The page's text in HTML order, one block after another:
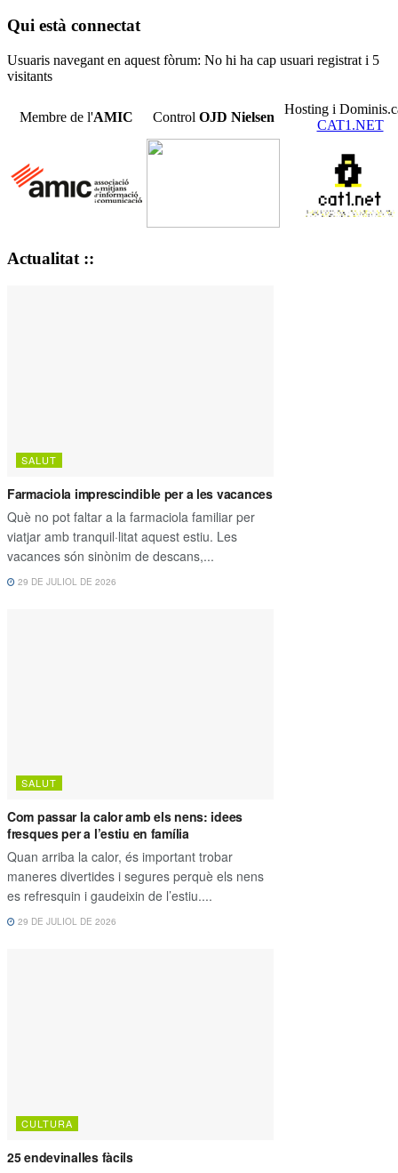
Qui està connectat
Usuaris navegant en aquest fòrum: No hi ha cap usuari registrat i 5
visitants
Membre de l'AMIC Control OJD Nielsen
Hosting i
CAT1.NET
Actualitat ::